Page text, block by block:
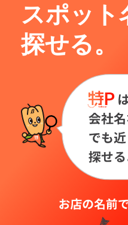
スポット
探せる。